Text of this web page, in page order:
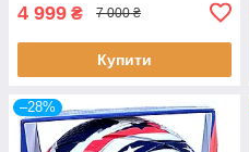
4 999 ₴ 7 000 ₴
Купити
–28%